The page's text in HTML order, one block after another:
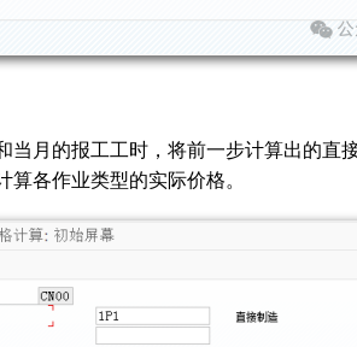
月的报工工时，将前一步计算出的直
算各作业类型的实际价格。